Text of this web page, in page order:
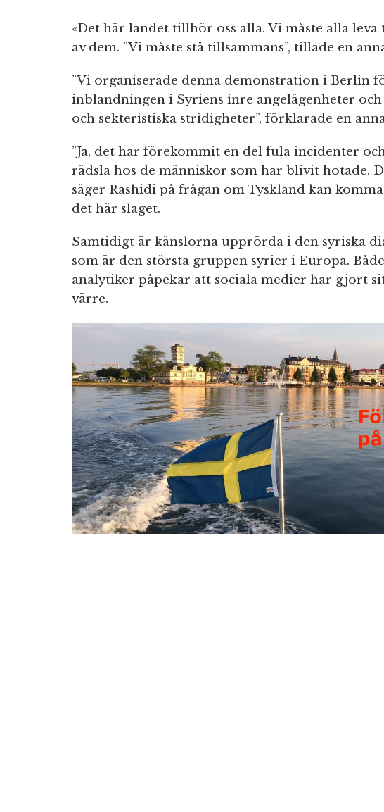
«Det här landet tillhör oss alla. Vi måste alla leva
av dem. ”Vi måste stå tillsammans”, tillade en
”Vi organiserade denna demonstration i Berlin
inblandningen i Syriens inre angelägenheter
och sekteristiska stridigheter”, förklarade en
”Ja, det har förekommit en del fula incidenter
rädsla hos de människor som har blivit hotade.
säger Rashidi på frågan om Tyskland kan
det här slaget.
Samtidigt är känslorna upprörda i den syriska
som är den största gruppen syrier i Europa.
analytiker påpekar att sociala medier har gjort
värre.